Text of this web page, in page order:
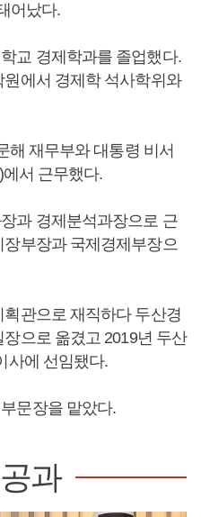
어났다.
교 경제학과를 졸업했다.
에서 경제학 석사학위와
해 재무부와 대통령 비서
서 근무했다.
과 경제분석과장으로 근
부장과 국제경제부장으
관으로 재직하다 두산경
으로 옮겼고 2019년 두산
사에 선임됐다.
문장을 맡았다.
과